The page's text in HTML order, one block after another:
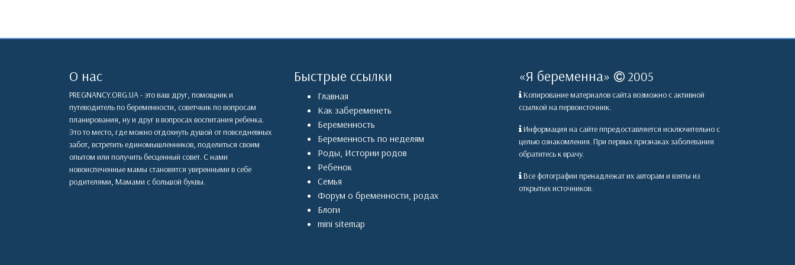
О нас
PREGNANCY.ORG.UA - это ваш друг, помощник и
путеводитель по беременности, советчкик по вопросам
планирования, ну и друг в вопросах воспитания ребенка.
Это то место, где можно отдохнуть душой от повседневных
забот, встретить единомышленников, поделиться своим
опытом или получить бесценный совет. С нами
новоиспеченные мамы становятся уверенными в себе
родителями, Мамами с большой буквы.
Быстрые ссылки
Главная
Как забеременеть
Беременность
Беременность по неделям
Роды, Истории родов
Ребенок
Семья
Форум о бременности, родах
Блоги
mini sitemap
«Я беременна» 2005
Копирование материалов сайта возможно с активной
ссылкой на первоисточник.
Информация на сайте ппредоставляется исключительно с
целью ознакомления. При первых признаках заболевания
обратитесь к врачу.
Все фотографии пренадлежат их авторам и взяты из
открытых источников.